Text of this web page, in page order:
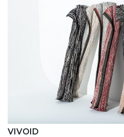
VIVOID